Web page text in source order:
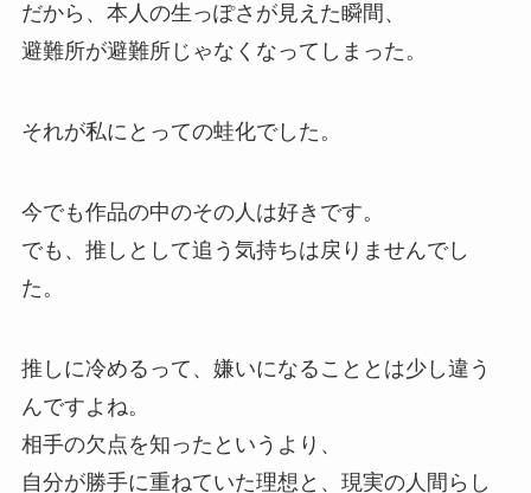
だから、本人の生っぽさが見えた瞬間、
避難所が避難所じゃなくなってしまった。
それが私にとっての蛙化でした。
今でも作品の中のその人は好きです。
でも、推しとして追う気持ちは戻りませんでし
た。
推しに冷めるって、嫌いになることとは少し違う
んですよね。
相手の欠点を知ったというより、
自分が勝手に重ねていた理想と、現実の人間らし